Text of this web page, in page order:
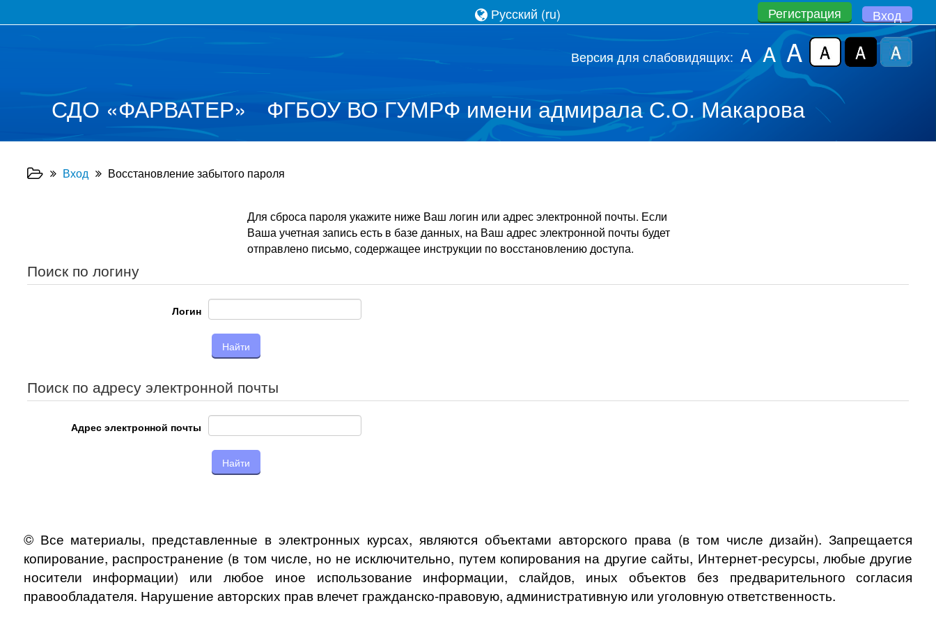
Регистрация Вход
Версия для слабовидящих: A A A
Русский ‎(ru)‎
СДО «ФАРВАТЕР» ФГБОУ ВО ГУМРФ имени адмирала С.О. Макарова
Вход Восстановление забытого пароля
Для сброса пароля укажите ниже Ваш логин или адрес электронной почты. Если
Ваша учетная запись есть в базе данных, на Ваш адрес электронной почты будет
отправлено письмо, содержащее инструкции по восстановлению доступа.
Поиск по логину
Логин
Поиск по адресу электронной почты
Адрес электронной почты
© Все материалы, представленные в электронных курсах, являются объектами авторского права (в том числе дизайн). Запрещается
копирование, распространение (в том числе, но не исключительно, путем копирования на другие сайты, Интернет-ресурсы, любые другие
носители информации) или любое иное использование информации, слайдов, иных объектов без предварительного согласия
правообладателя. Нарушение авторских прав влечет гражданско-правовую, административную или уголовную ответственность.